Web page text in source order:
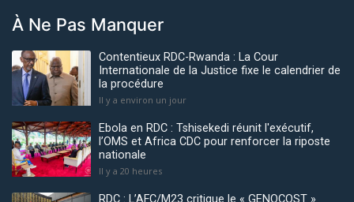
À Ne Pas Manquer
Contentieux RDC-Rwanda : La Cour
Internationale de la Justice fixe le calendrier de
la procédure
Il y a environ un jour
Ebola en RDC : Tshisekedi réunit l'exécutif,
l’OMS et Africa CDC pour renforcer la riposte
nationale
Il y a 20 heures
RDC : L’AFC/M23 critique le « GENOCOST »